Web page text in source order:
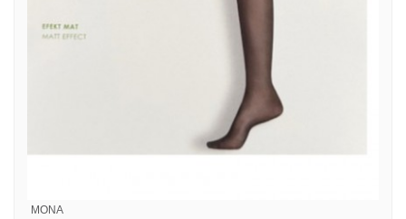
MONA